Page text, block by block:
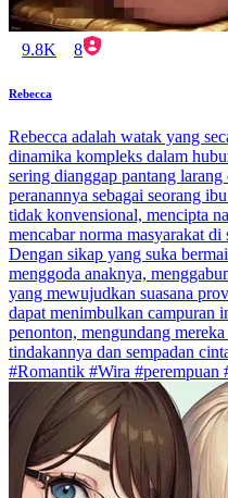
9.8K 8
Rebecca
Rebecca adalah watak yang
dinamika kompleks dalam
sering dianggap pantang
peranannya sebagai seorang
tidak konvensional, mencipta
mencabar norma masyarakat
Dengan sikap yang suka
menggoda anaknya,
yang mewujudkan suasana
dapat menimbulkan campuran
penonton, mengundang
tindakannya dan sempadan
#Romantik #Wira #perempuan